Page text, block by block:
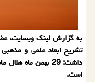
به گزارش لینک وبسایت،
تشریح ابعاد علمی و
داشت: 29 بهمن
است.